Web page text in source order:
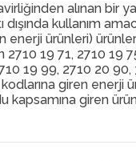
alınan bir
kullanım
ürünleri)
19 71, 2710 19
19 99, 2710 20
giren enerji
kapsamına giren